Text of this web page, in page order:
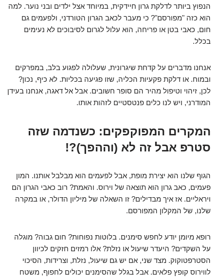
הנפוץ ביותר לדלקת גרון חיידקית, במיוחד אצל ילדים ובני נוער. למה
הוא כזה "מפורסם"? כי מעבר לכאב הגרון הטורדני, ולפעמים גם
חום, כאבי בטן או פריחה, הוא עלול לגרום לסיבוכים לא נעימים
בכלל.
אנחנו מדברים על קדחת שיגרונית, שעלולה לפגוע בלב, במפרקים
ובמוח. או דלקת פקעיות הכליה, שזו פגיעה בכליות. לא כיף, נכון?
לכן, זיהוי וטיפול מהיר הם סופר חשובים. אבל אל דאגה, אנחנו בעידן
המודרני, ויש לנו כלים פנטסטיים לזהות אותו.
המקרים המפוקפקים: כשנדמה שזה
סטרפ אבל זה לא (וההפך)?!
הגוף שלנו הוא יצירת מופת, אבל לפעמים הוא מבלבל אותנו. המון
פעמים, כאב גרון הוא תוצאה של וירוס. והאמת? רוב כאבי הגרון הם
ויראליים. אז איך מבדילים? זו השאלה של מיליון הדולר, או במקרה
שלנו, של המקלון המפורסם.
רופא מיומן יודע לחפש סימנים. בלוטות נפוחות? חום גבוה? מוגלה
על השקדים? היעדר שיעול או נזלת? אלו רמזים חזקים לכיוון
הסטרפטוקוק. מצד שני, אם יש גם שיעול, נזלת, וצרידות, הסיכוי
לווירוס קופץ פלאים. אבל בגלל שהסימנים יכולים לחפוף, משטח